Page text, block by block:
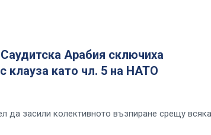
Арабия сключиха
клауза като чл. 5 на НАТО
да засили колективното възпиране срещу